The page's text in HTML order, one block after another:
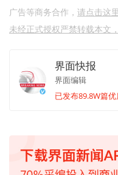
广告等商务合作， 请点击这里
未经正式授权严禁转载本文
界面快报
界面编辑
已发布89.8W篇